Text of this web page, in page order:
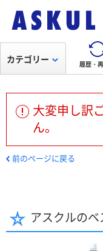
履歴・
カテゴリー
大変申し訳
ん。
前のページに戻る
アスクルのベ